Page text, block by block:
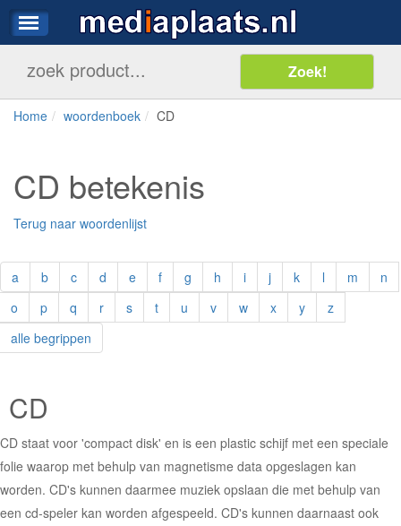
Home woordenboek CD
CD betekenis
Terug naar woordenlijst
a b c d e f g h i j k l m
n
o
p q r s t u v w x y
z
alle begrippen
CD
CD staat voor 'compact disk' en is een plastic schijf met een speciale
folie waarop met behulp van magnetisme data opgeslagen kan
worden. CD's kunnen daarmee muziek opslaan die met behulp van
een cd-speler kan worden afgespeeld. CD's kunnen daarnaast ook